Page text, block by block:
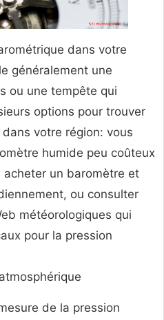
dans votre
généralement une
ou une tempête qui
options pour trouver
votre région: vous
humide peu coûteux
un baromètre et
ou consulter
météorologiques qui
pour la pression
de la pression